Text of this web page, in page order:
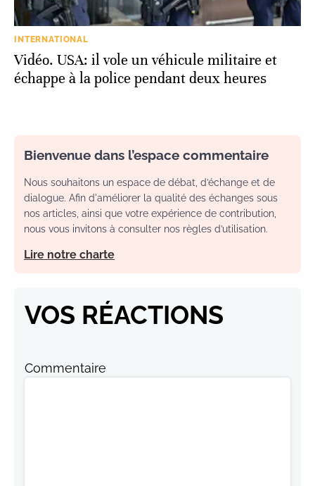
INTERNATIONAL
Vidéo. USA: il vole un véhicule militaire et
échappe à la police pendant deux heures
Bienvenue dans l’espace commentaire
Nous souhaitons un espace de débat, d’échange et de
dialogue. Afin d'améliorer la qualité des échanges sous
nos articles, ainsi que votre expérience de contribution,
nous vous invitons à consulter nos règles d’utilisation.
Lire notre charte
VOS RÉACTIONS
Commentaire